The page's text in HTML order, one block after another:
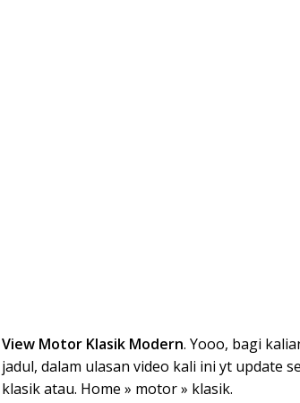
View Motor Klasik Modern. Yooo, bagi
jadul, dalam ulasan video kali ini yt update
klasik atau. Home » motor » klasik.